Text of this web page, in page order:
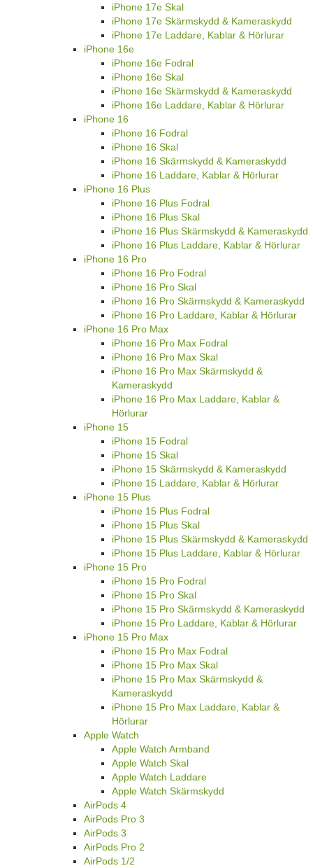
iPhone 17e Skal
iPhone 17e Skärmskydd & Kameraskydd
iPhone 17e Laddare, Kablar & Hörlurar
iPhone 16e
iPhone 16e Fodral
iPhone 16e Skal
iPhone 16e Skärmskydd & Kameraskydd
iPhone 16e Laddare, Kablar & Hörlurar
iPhone 16
iPhone 16 Fodral
iPhone 16 Skal
iPhone 16 Skärmskydd & Kameraskydd
iPhone 16 Laddare, Kablar & Hörlurar
iPhone 16 Plus
iPhone 16 Plus Fodral
iPhone 16 Plus Skal
iPhone 16 Plus Skärmskydd & Kameraskydd
iPhone 16 Plus Laddare, Kablar & Hörlurar
iPhone 16 Pro
iPhone 16 Pro Fodral
iPhone 16 Pro Skal
iPhone 16 Pro Skärmskydd & Kameraskydd
iPhone 16 Pro Laddare, Kablar & Hörlurar
iPhone 16 Pro Max
iPhone 16 Pro Max Fodral
iPhone 16 Pro Max Skal
iPhone 16 Pro Max Skärmskydd &
Kameraskydd
iPhone 16 Pro Max Laddare, Kablar &
Hörlurar
iPhone 15
iPhone 15 Fodral
iPhone 15 Skal
iPhone 15 Skärmskydd & Kameraskydd
iPhone 15 Laddare, Kablar & Hörlurar
iPhone 15 Plus
iPhone 15 Plus Fodral
iPhone 15 Plus Skal
iPhone 15 Plus Skärmskydd & Kameraskydd
iPhone 15 Plus Laddare, Kablar & Hörlurar
iPhone 15 Pro
iPhone 15 Pro Fodral
iPhone 15 Pro Skal
iPhone 15 Pro Skärmskydd & Kameraskydd
iPhone 15 Pro Laddare, Kablar & Hörlurar
iPhone 15 Pro Max
iPhone 15 Pro Max Fodral
iPhone 15 Pro Max Skal
iPhone 15 Pro Max Skärmskydd &
Kameraskydd
iPhone 15 Pro Max Laddare, Kablar &
Hörlurar
Apple Watch
Apple Watch Armband
Apple Watch Skal
Apple Watch Laddare
Apple Watch Skärmskydd
AirPods 4
AirPods Pro 3
AirPods 3
AirPods Pro 2
AirPods 1/2